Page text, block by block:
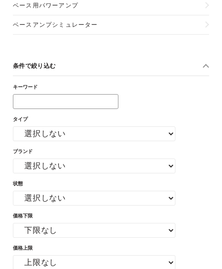
ベース用パワーアンプ
ベースアンプシミュレーター
条件で絞り込む
キーワード
タイプ
ブランド
状態
価格下限
価格上限